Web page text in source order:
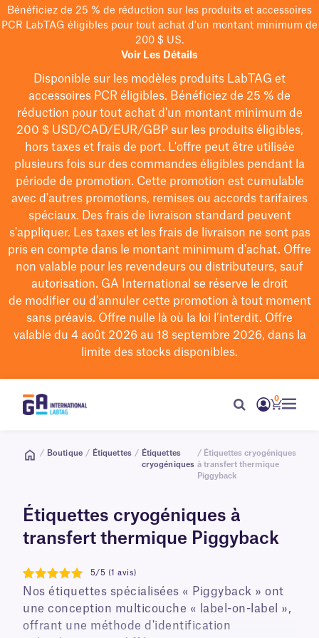
Bénéficiez de 25 % de réduction sur les produits et accessoires
PCR LabTAG éligibles pour tout achat d'un montant minimum de
200 $ US.
Voir Les Détails
Disponible sur les modèles produits LabTAG et
accessoires PCR éligibles. Bénéficiez de 25 % de
réduction pour tout achat d'un montant minimum de
200 $USD/CAD/EUR/GBPsur les produits éligibles,
hors taxes et frais de port. L'offre peut être utilisée
plusieurs fois sur des commandes éligibles pendant la
période de promotion. Cette promotion est cumulable
avec d'autres promotions, remises ou accords tarifaires
spéciaux. Des frais de livraison standard peuvent
s'appliquer. Les taxes et les frais de livraison ne sont pas
pris en compte dans le montant minimum d'achat. Offre
non valable pour les revendeurs ou distributeurs, sauf
autorisation. GA International se réserve le droit
de modifierou d’annuler cette promotion à tout moment
sans préavis. Offre nulle là où la loi l’interdit. Offre
valable du 4 août 2026 au 18 septembre 2026, dans la
limite des stocks disponibles.
0
/ Boutique / Étiquettes / Étiquettes
cryogéniques
/ Étiquettes cryogéniques
à transfert thermique
Piggyback
Étiquettes cryogéniques à
transfert thermique Piggyback
5
5/5 (1 avis)
Nos étiquettes spécialisées « Piggyback » ont
une conception multicouche « label-on-label »,
offrant une méthode d'identification